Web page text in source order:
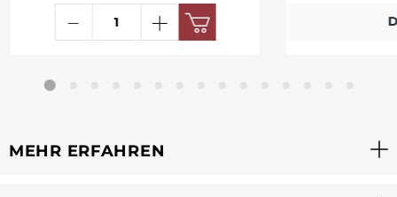
MEHR ERFAHREN